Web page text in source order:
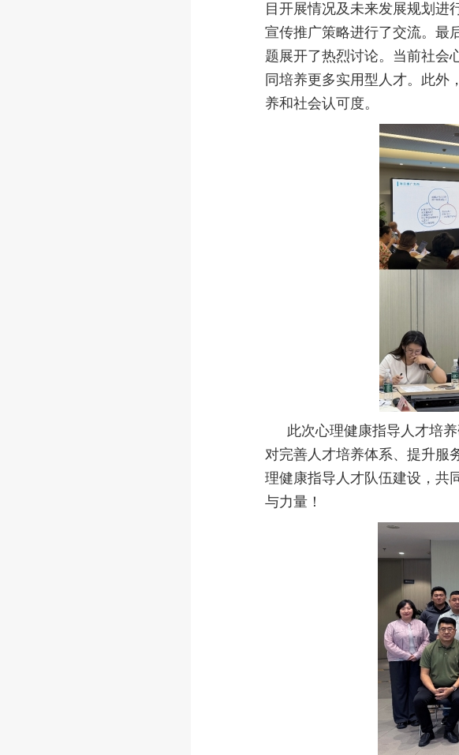
目开展情况及未来发展规划进
宣传推广策略进行了交流。最
题展开了热烈讨论。当前社会
同培养更多实用型人才。此外
养和社会认可度。
此次心理健康指导人才培
对完善人才培养体系、提升服
理健康指导人才队伍建设，共
与力量！